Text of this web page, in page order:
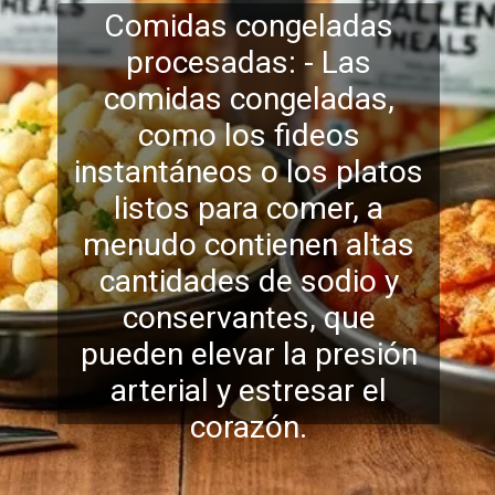
Comidas congeladas
procesadas: - Las
comidas congeladas,
como los fideos
instantáneos o los platos
listos para comer, a
menudo contienen altas
cantidades de sodio y
conservantes, que
pueden elevar la presión
arterial y estresar el
corazón.